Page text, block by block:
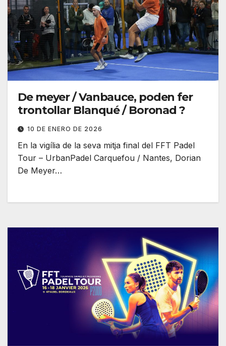
De meyer / Vanbauce, poden fer
trontollar Blanqué / Boronad ?
10 DE ENERO DE 2026
En la vigília de la seva mitja final del FFT Padel
Tour – UrbanPadel Carquefou / Nantes, Dorian
De Meyer…